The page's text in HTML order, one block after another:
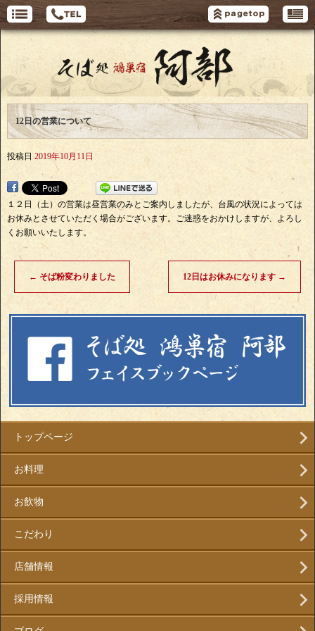
12日の営業について
投稿日 2019年10月11日
１２日（土）の営業は昼営業のみとご案内しましたが、台風の状況によっては
お休みとさせていただく場合がございます。ご迷惑をおかけしますが、よろし
くお願いいたします。
← そば粉変わりました 12日はお休みになります →
トップページ
お料理
お飲物
こだわり
店舗情報
採用情報